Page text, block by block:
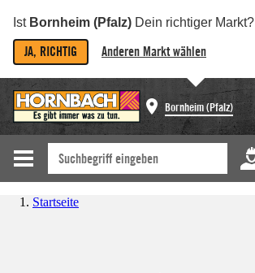
Ist Bornheim (Pfalz) Dein richtiger Markt?
JA, RICHTIG Anderen Markt wählen
Bornheim (Pfalz)
Startseite